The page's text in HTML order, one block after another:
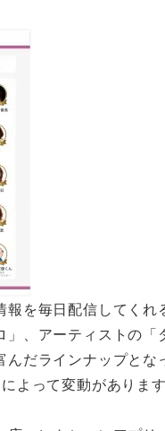
報を毎日配信してく
」、アーティストの
んだラインナップとな
よって変動がありま